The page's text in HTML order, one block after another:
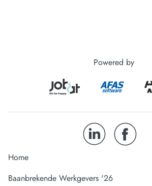
Powered by
Home
Baanbrekende Werkgevers '26